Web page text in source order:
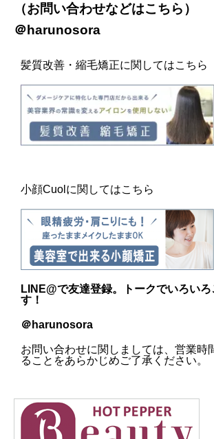
（お問い合わせなどはこちら ）
＠harunosora
髪質改善・縮毛矯正に関してはこちら
小顔Cuolに関してはこちら
LINE@で友達登録。トークでいろい
す！
＠harunosora
お問い合わせに関しましては、営業時
ることをあらかじめご了承ください。